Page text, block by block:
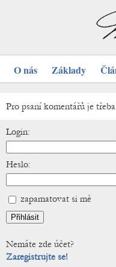
O nás Základy
Pro psaní komentářů je
Login:
Heslo:
zapamatovat si mě
Nemáte zde účet?
Zaregistrujte se!